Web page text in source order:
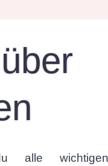
alle wichtigen